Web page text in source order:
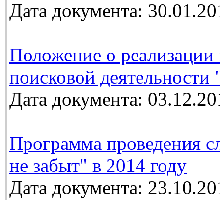
Дата документа:
Положение о реализации
поисковой
Дата документа:
Программа проведения
не забыт" в 2014 году
Дата документа: